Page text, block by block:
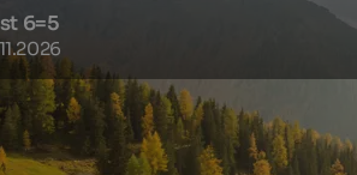
6=5
Die Luft wird klar. Und die Natur zeigt
farbenreichsten Pracht.